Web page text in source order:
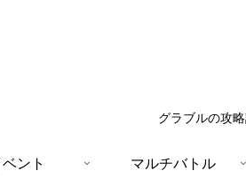
グラブルの攻
ント マルチバトル